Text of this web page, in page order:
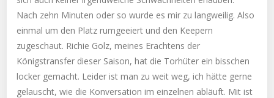
Nach zehn Minuten oder so wurde es mir zu langweilig. Also
einmal um den Platz rumgeeiert und den Keepern
zugeschaut. Richie Golz, meines Erachtens der
Königstransfer dieser Saison, hat die Torhüter ein bisschen
locker gemacht. Leider ist man zu weit weg, ich hätte gerne
gelauscht, wie die Konversation im einzelnen abläuft. Mit ist